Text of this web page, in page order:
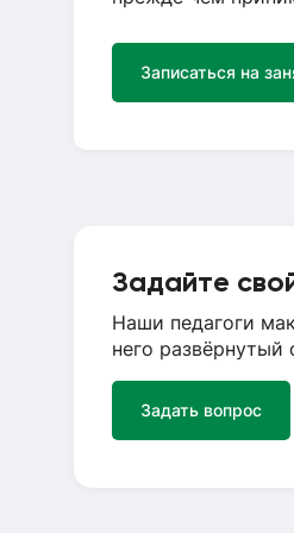
Записаться на
Задайте
Наши педагоги
него развёрнутый
Задать вопрос